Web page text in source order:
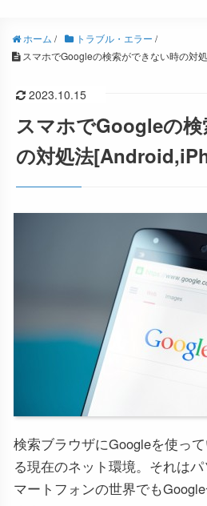
ホーム / トラブル・エラー /
スマホでGoogleの検索ができない時の対
2023.10.15
スマホでGoogleの
の対処法
検索ブラウザにGoogleを使っ
る現在のネット環境。それは
マートフォンの世界でも